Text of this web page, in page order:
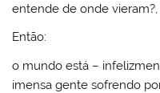
entende de onde vieram?,
Então:
o mundo está –
imensa gente sofrendo